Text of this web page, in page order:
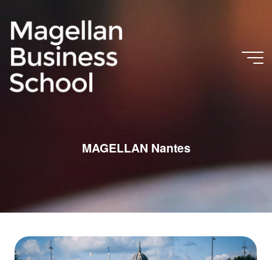
MAGELLAN Nantes